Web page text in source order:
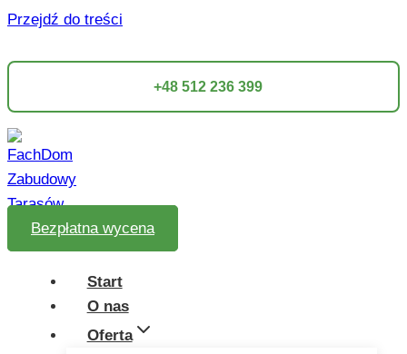
Przejdź do treści
+48 512 236 399
Bezpłatna wycena
Start
O nas
Oferta